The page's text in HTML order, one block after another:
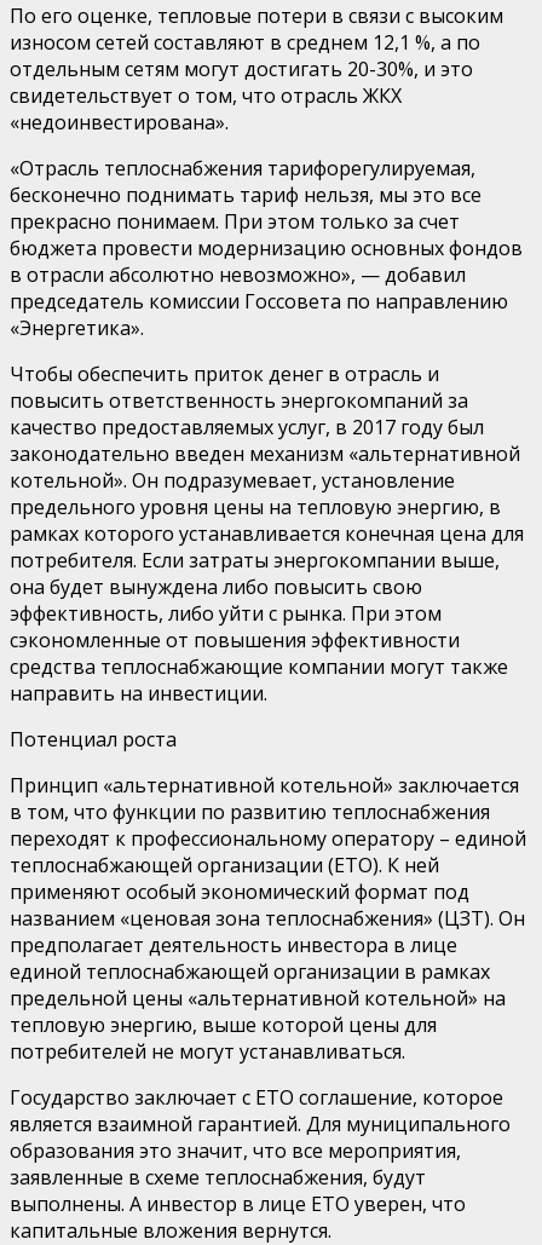
По его оценке, тепловые потери в связи с высоким
износом сетей составляют в среднем 12,1 %, а по
отдельным сетям могут достигать 20-30%, и это
свидетельствует о том, что отрасль ЖКХ
«недоинвестирована».
«Отрасль теплоснабжения тарифорегулируемая,
бесконечно поднимать тариф нельзя, мы это все
прекрасно понимаем. При этом только за счет
бюджета провести модернизацию основных фондов
в отрасли абсолютно невозможно», — добавил
председатель комиссии Госсовета по направлению
«Энергетика».
Чтобы обеспечить приток денег в отрасль и
повысить ответственность энергокомпаний за
качество предоставляемых услуг, в 2017 году был
законодательно введен механизм «альтернативной
котельной». Он подразумевает, установление
предельного уровня цены на тепловую энергию, в
рамках которого устанавливается конечная цена для
потребителя. Если затраты энергокомпании выше,
она будет вынуждена либо повысить свою
эффективность, либо уйти с рынка. При этом
сэкономленные от повышения эффективности
средства теплоснабжающие компании могут также
направить на инвестиции.
Потенциал роста
Принцип «альтернативной котельной» заключается
в том, что функции по развитию теплоснабжения
переходят к профессиональному оператору – единой
теплоснабжающей организации (ЕТО). К ней
применяют особый экономический формат под
названием «ценовая зона теплоснабжения» (ЦЗТ). Он
предполагает деятельность инвестора в лице
единой теплоснабжающей организации в рамках
предельной цены «альтернативной котельной» на
тепловую энергию, выше которой цены для
потребителей не могут устанавливаться.
Государство заключает с ЕТО соглашение, которое
является взаимной гарантией. Для муниципального
образования это значит, что все мероприятия,
заявленные в схеме теплоснабжения, будут
выполнены. А инвестор в лице ЕТО уверен, что
капитальные вложения вернутся.